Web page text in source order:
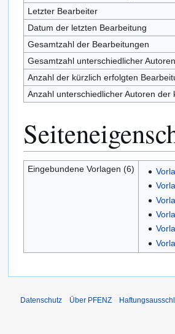
Letzter Bearbeiter
Datum der letzten Bearbeitung
Gesamtzahl der Bearbeitungen
Gesamtzahl unterschiedlicher Autoren
Anzahl der kürzlich erfolgten
Anzahl unterschiedlicher Autoren
Eingebundene Vorlagen (6)
Datenschutz Über PFENZ